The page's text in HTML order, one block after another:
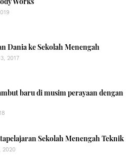
Dania ke Sekolah Menengah
2017
baru di musim perayaan dengan
Sekolah Menengah Teknik
2020